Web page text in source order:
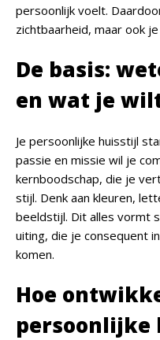
persoonlijk voelt.
zichtbaarheid, maar ook
De basis:
en wat je
Je persoonlijke huisstijl
passie en missie wil je
kernboodschap, die je
stijl. Denk aan kleuren,
beeldstijl. Dit alles vormt
uiting, die je consequent
komen.
Hoe